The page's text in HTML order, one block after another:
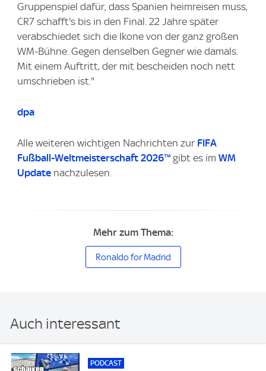
Gruppenspiel dafür, dass Spanien heimreisen muss,
CR7 schafft's bis in den Final. 22 Jahre später
verabschiedet sich die Ikone von der ganz großen
WM-Bühne. Gegen denselben Gegner wie damals.
Mit einem Auftritt, der mit bescheiden noch nett
umschrieben ist."
dpa
Alle weiteren wichtigen Nachrichten zur FIFA
Fußball-Weltmeisterschaft 2026™ gibt es im WM
Update nachzulesen.
Mehr zum Thema:
Ronaldo for Madrid
Auch interessant
PODCAST